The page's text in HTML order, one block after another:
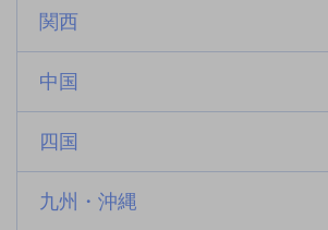
関西
中国
四国
九州・沖縄